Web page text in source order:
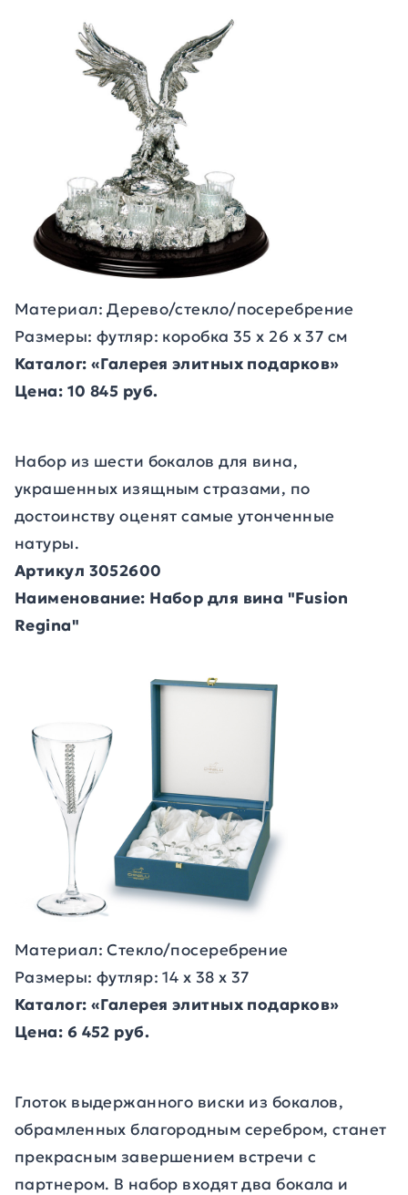
Материал: Дерево/стекло/посеребрение
Размеры: футляр: коробка 35 х 26 х 37 см
Каталог: «Галерея элитных подарков»
Цена: 10 845 руб.
Набор из шести бокалов для вина,
украшенных изящным стразами, по
достоинству оценят самые утонченные
натуры.
Артикул 3052600
Наименование: Набор для вина "Fusion
Regina"
Материал: Стекло/посеребрение
Размеры: футляр: 14 x 38 x 37
Каталог: «Галерея элитных подарков»
Цена: 6 452 руб.
Глоток выдержанного виски из бокалов,
обрамленных благородным серебром, станет
прекрасным завершением встречи с
партнером. В набор входят два бокала и